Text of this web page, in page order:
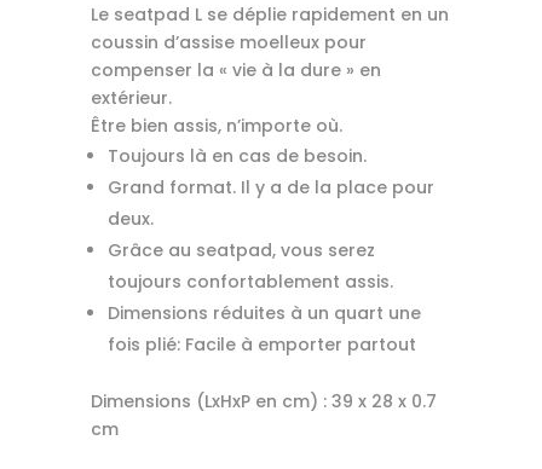
Le seatpad L se déplie rapidement en un
coussin d’assise moelleux pour
compenser la « vie à la dure » en
extérieur.
Être bien assis, n’importe où.
Toujours là en cas de besoin.
Grand format. Il y a de la place pour
deux.
Grâce au seatpad, vous serez
toujours confortablement assis.
Dimensions réduites à un quart une
fois plié: Facile à emporter partout
Dimensions (LxHxP en cm) :39 x 28 x 0.7
cm